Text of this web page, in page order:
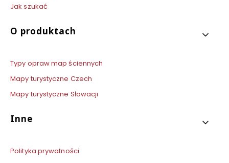
Jak szukać
O produktach
Typy opraw map ściennych
Mapy turystyczne Czech
Mapy turystyczne Słowacji
Inne
Polityka prywatności